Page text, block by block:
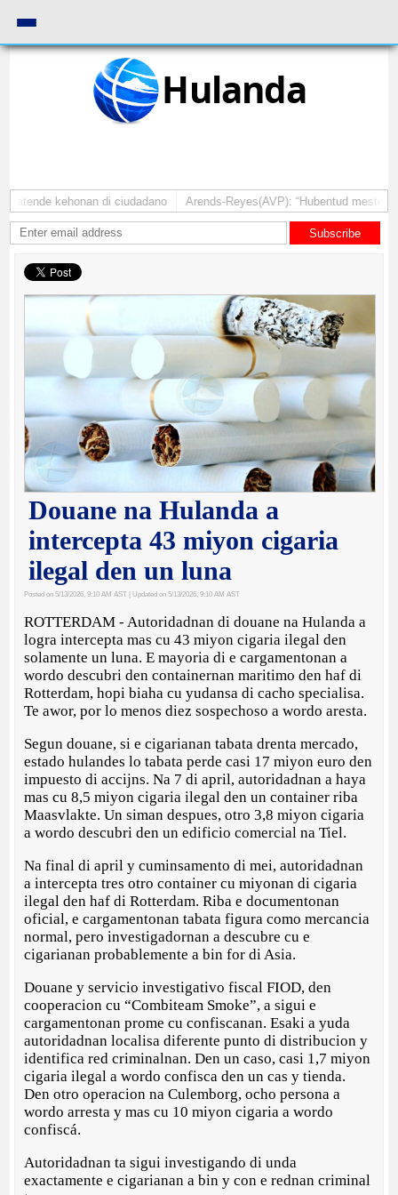
Hulanda
atende kehonan di ciudadano Arends-Reyes(AVP): “Hubentud mester
Subscribe
Douane na Hulanda a
intercepta 43 miyon cigaria
ilegal den un luna
Posted on 5/13/2026, 9:10 AM AST | Updated on 5/13/2026, 9:10 AM AST
ROTTERDAM - Autoridadnan di douane na Hulanda a
logra intercepta mas cu 43 miyon cigaria ilegal den
solamente un luna. E mayoria di e cargamentonan a
wordo descubri den containernan maritimo den haf di
Rotterdam, hopi biaha cu yudansa di cacho specialisa.
Te awor, por lo menos diez sospechoso a wordo aresta.
Segun douane, si e cigarianan tabata drenta mercado,
estado hulandes lo tabata perde casi 17 miyon euro den
impuesto di accijns. Na 7 di april, autoridadnan a haya
mas cu 8,5 miyon cigaria ilegal den un container riba
Maasvlakte. Un siman despues, otro 3,8 miyon cigaria
a wordo descubri den un edificio comercial na Tiel.
Na final di april y cuminsamento di mei, autoridadnan
a intercepta tres otro container cu miyonan di cigaria
ilegal den haf di Rotterdam. Riba e documentonan
oficial, e cargamentonan tabata figura como mercancia
normal, pero investigadornan a descubre cu e
cigarianan probablemente a bin for di Asia.
Douane y servicio investigativo fiscal FIOD, den
cooperacion cu “Combiteam Smoke”, a sigui e
cargamentonan prome cu confiscanan. Esaki a yuda
autoridadnan localisa diferente punto di distribucion y
identifica red criminalnan. Den un caso, casi 1,7 miyon
cigaria ilegal a wordo confisca den un cas y tienda.
Den otro operacion na Culemborg, ocho persona a
wordo arresta y mas cu 10 miyon cigaria a wordo
confiscá.
Autoridadnan ta sigui investigando di unda
exactamente e cigarianan a bin y con e rednan criminal